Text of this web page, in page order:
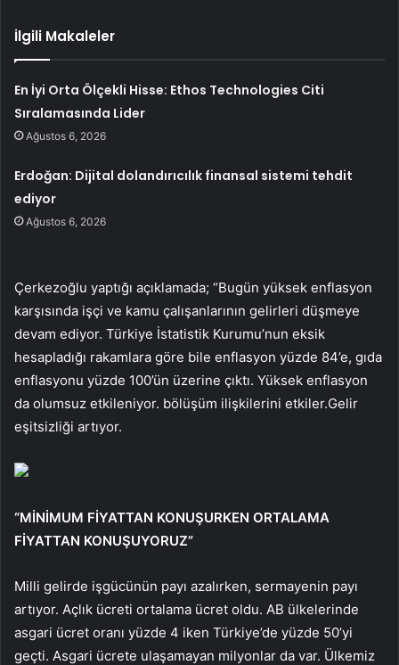
İlgili Makaleler
En İyi Orta Ölçekli Hisse: Ethos Technologies Citi
Sıralamasında Lider
Ağustos 6, 2026
Erdoğan: Dijital dolandırıcılık finansal sistemi tehdit
ediyor
Ağustos 6, 2026
Çerkezoğlu yaptığı açıklamada; “Bugün yüksek enflasyon
karşısında işçi ve kamu çalışanlarının gelirleri düşmeye
devam ediyor. Türkiye İstatistik Kurumu’nun eksik
hesapladığı rakamlara göre bile enflasyon yüzde 84’e, gıda
enflasyonu yüzde 100’ün üzerine çıktı. Yüksek enflasyon
da olumsuz etkileniyor. bölüşüm ilişkilerini etkiler.Gelir
eşitsizliği artıyor.
“MİNİMUM FİYATTAN KONUŞURKEN ORTALAMA
FİYATTAN KONUŞUYORUZ”
Milli gelirde işgücünün payı azalırken, sermayenin payı
artıyor. Açlık ücreti ortalama ücret oldu. AB ülkelerinde
asgari ücret oranı yüzde 4 iken Türkiye’de yüzde 50’yi
geçti. Asgari ücrete ulaşamayan milyonlar da var. Ülkemiz